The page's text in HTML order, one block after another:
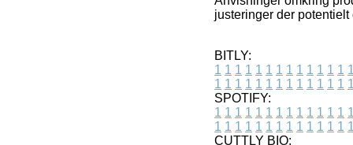
justeringer der
BITLY:
1 1 1 1 1 1 1 1 1 1 1 1 1 1
1 1 1 1 1 1 1 1 1 1 1 1 1 1
SPOTIFY:
1 1 1 1 1 1 1 1 1 1 1 1 1 1
1 1 1 1 1 1 1 1 1 1 1 1 1 1
CUTTLY BIO: